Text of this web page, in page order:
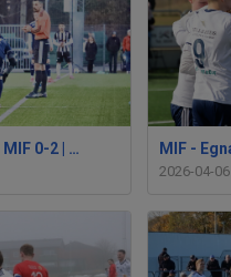
Tidaholms GoFF - MIF 0-2 | 📸 M.Andersson
2026-04-06